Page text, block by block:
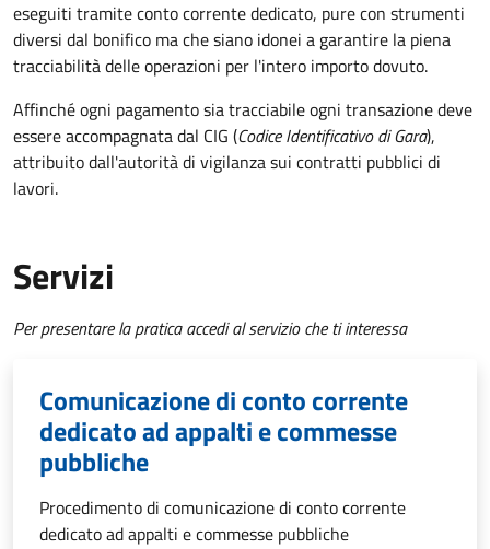
eseguiti tramite conto corrente dedicato, pure con strumenti
diversi dal bonifico ma che siano idonei a garantire la piena
tracciabilità delle operazioni per l'intero importo dovuto.
Affinché ogni pagamento sia tracciabile ogni transazione deve
essere accompagnata dal CIG (Codice Identificativo di Gara),
attribuito dall'autorità di vigilanza sui contratti pubblici di
lavori.
Servizi
Per presentare la pratica accedi al servizio che ti interessa
Comunicazione di conto corrente
dedicato ad appalti e commesse
pubbliche
Procedimento di comunicazione di conto corrente
dedicato ad appalti e commesse pubbliche